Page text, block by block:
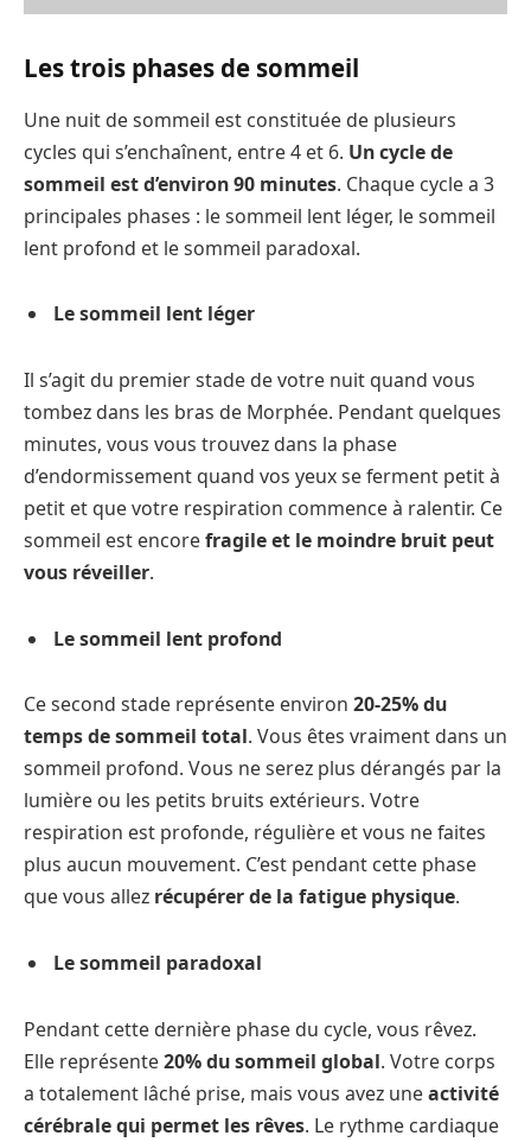
Les trois phases de sommeil
Une nuit de sommeil est constituée de plusieurs
cycles qui s’enchaînent, entre 4 et 6. Un cycle de
sommeil est d’environ 90 minutes. Chaque cycle a 3
principales phases : le sommeil lent léger, le sommeil
lent profond et le sommeil paradoxal.
Le sommeil lent léger
Il s’agit du premier stade de votre nuit quand vous
tombez dans les bras de Morphée. Pendant quelques
minutes, vous vous trouvez dans la phase
d’endormissement quand vos yeux se ferment petit à
petit et que votre respiration commence à ralentir. Ce
sommeil est encorefragile et le moindre bruit peut
vous réveiller.
Le sommeil lent profond
Ce second stade représente environ 20-25% du
temps de sommeil total. Vous êtes vraiment dans un
sommeil profond. Vous ne serez plus dérangés par la
lumière ou les petits bruits extérieurs. Votre
respiration est profonde, régulière et vous ne faites
plus aucun mouvement. C’est pendant cette phase
que vous allez récupérer de la fatigue physique.
Le sommeil paradoxal
Pendant cette dernière phase du cycle, vous rêvez.
Elle représente20% du sommeil global. Votre corps
a totalement lâché prise, mais vous avez uneactivité
cérébrale qui permet les rêves. Le rythme cardiaque